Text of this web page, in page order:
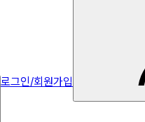
로그인/회원가입